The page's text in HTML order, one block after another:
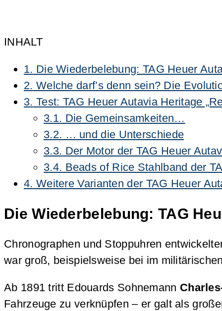
INHALT
1. Die Wiederbelebung: TAG Heuer
2. Welche darf’s denn sein? Die
3. Test: TAG Heuer Autavia Heritage
3.1. Die Gemeinsamkeiten…
3.2. … und die Unterschiede
3.3. Der Motor der TAG Heuer
3.4. Beads of Rice Stahlband der
4. Weitere Varianten der TAG Heuer
Die Wiederbelebung: TAG
Chronographen und Stoppuhren
war groß, beispielsweise bei im
Ab 1891 tritt Edouards Sohnemann
Fahrzeuge zu verknüpfen – er galt als